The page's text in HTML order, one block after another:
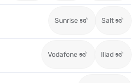
Sunrise Salt
Vodafone Iliad